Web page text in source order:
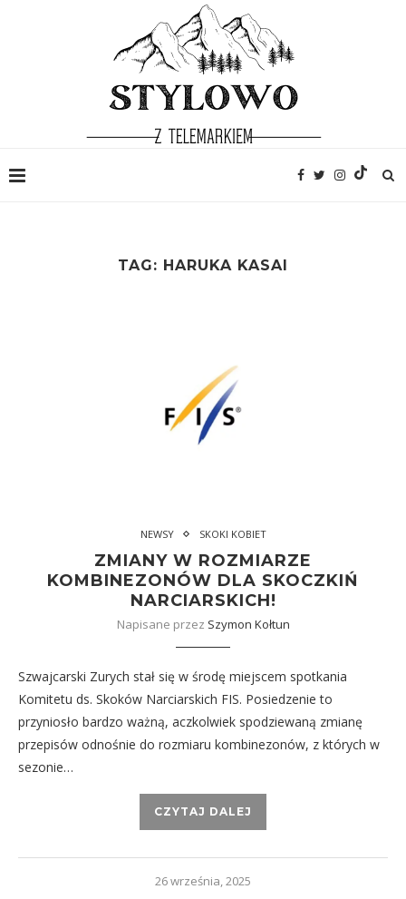
TAG: HARUKA KASAI
NEWSY SKOKI KOBIET
ZMIANY W ROZMIARZE
KOMBINEZONÓW DLA SKOCZKIŃ
NARCIARSKICH!
Napisane przez Szymon Kołtun
Szwajcarski Zurych stał się w środę miejscem spotkania
Komitetu ds. Skoków Narciarskich FIS. Posiedzenie to
przyniosło bardzo ważną, aczkolwiek spodziewaną zmianę
przepisów odnośnie do rozmiaru kombinezonów, z których w
sezonie…
CZYTAJ DALEJ
26 września, 2025